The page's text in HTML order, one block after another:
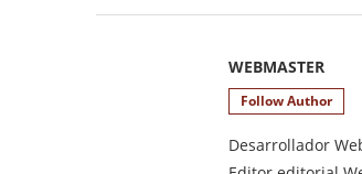
WEBMASTER
Follow Author
Desarrollador